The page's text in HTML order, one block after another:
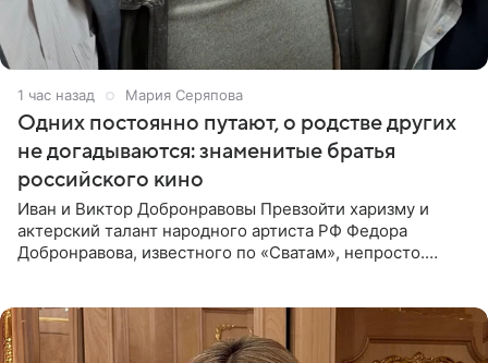
1 час назад Мария Серяпова
Одних постоянно путают, о родстве других
не догадываются: знаменитые братья
российского кино
Иван и Виктор Добронравовы Превзойти харизму и
актерский талант народного артиста РФ Федора
Добронравова, известного по «Сватам», непросто.